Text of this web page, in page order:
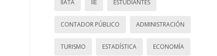
IIATA IIE ESTUDIANTES
CONTADOR PÚBLICO ADMINISTRACIÓN
TURISMO ESTADÍSTICA ECONOMÍA